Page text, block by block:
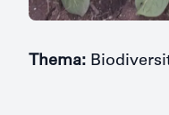
Thema: